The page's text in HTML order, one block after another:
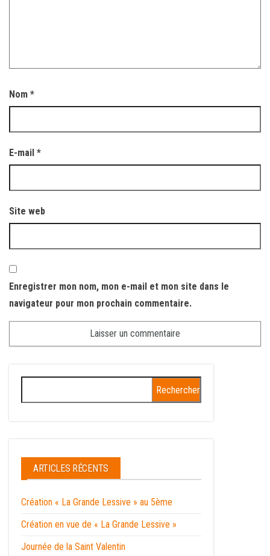
Nom *
E-mail *
Site web
Enregistrer mon nom, mon e-mail et mon site dans le
navigateur pour mon prochain commentaire.
ARTICLES RÉCENTS
Création « La Grande Lessive » au 5ème
Création en vue de « La Grande Lessive »
Journée de la Saint Valentin